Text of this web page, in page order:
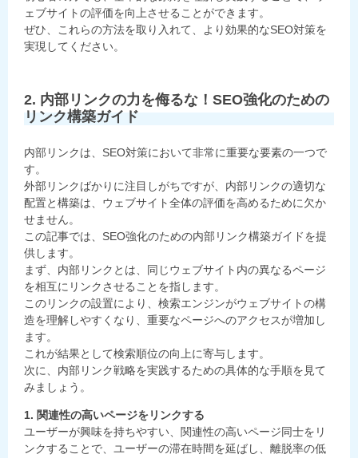
ェブサイトの評価を向上させることができます。
ぜひ、これらの方法を取り入れて、より効果的なSEO対策を
実現してください。
2. 内部リンクの力を侮るな！SEO強化のための
リンク構築ガイド
内部リンクは、SEO対策において非常に重要な要素の一つで
す。
外部リンクばかりに注目しがちですが、内部リンクの適切な
配置と構築は、ウェブサイト全体の評価を高めるために欠か
せません。
この記事では、SEO強化のための内部リンク構築ガイドを提
供します。
まず、内部リンクとは、同じウェブサイト内の異なるページ
を相互にリンクさせることを指します。
このリンクの設置により、検索エンジンがウェブサイトの構
造を理解しやすくなり、重要なページへのアクセスが増加し
ます。
これが結果として検索順位の向上に寄与します。
次に、内部リンク戦略を実践するための具体的な手順を見て
みましょう。
1. 関連性の高いページをリンクする
ユーザーが興味を持ちやすい、関連性の高いページ同士をリ
ンクすることで、ユーザーの滞在時間を延ばし、離脱率の低